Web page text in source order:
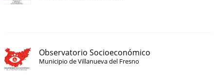
Observatorio Socioeconómico
Municipio de Villanueva del Fresno